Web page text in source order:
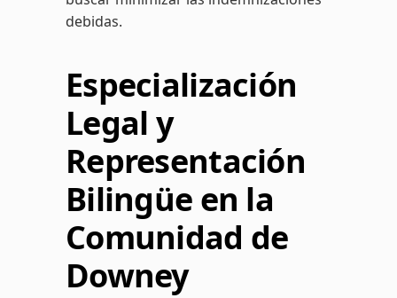
debidas.
Especialización
Legal y
Representación
Bilingüe en la
Comunidad de
Downey